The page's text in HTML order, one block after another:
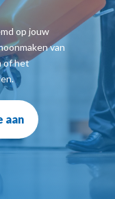
op jouw
van
of het
.
aan